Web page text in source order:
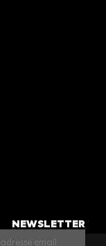
NEWSLETTER